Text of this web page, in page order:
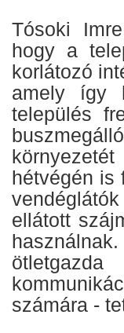
Tósoki
hogy a
korlátozó
amely így
település
hétvégén is
ellátott
számára -